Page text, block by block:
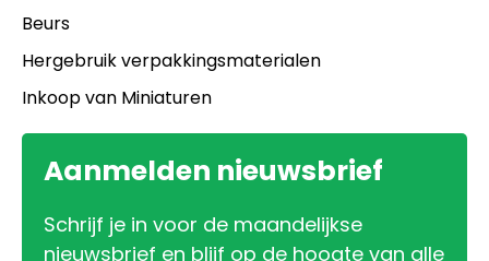
Beurs
Hergebruik verpakkingsmaterialen
Inkoop van Miniaturen
Aanmelden nieuwsbrief
Schrijf je in voor de maandelijkse
nieuwsbrief en blijf op de hoogte van alle